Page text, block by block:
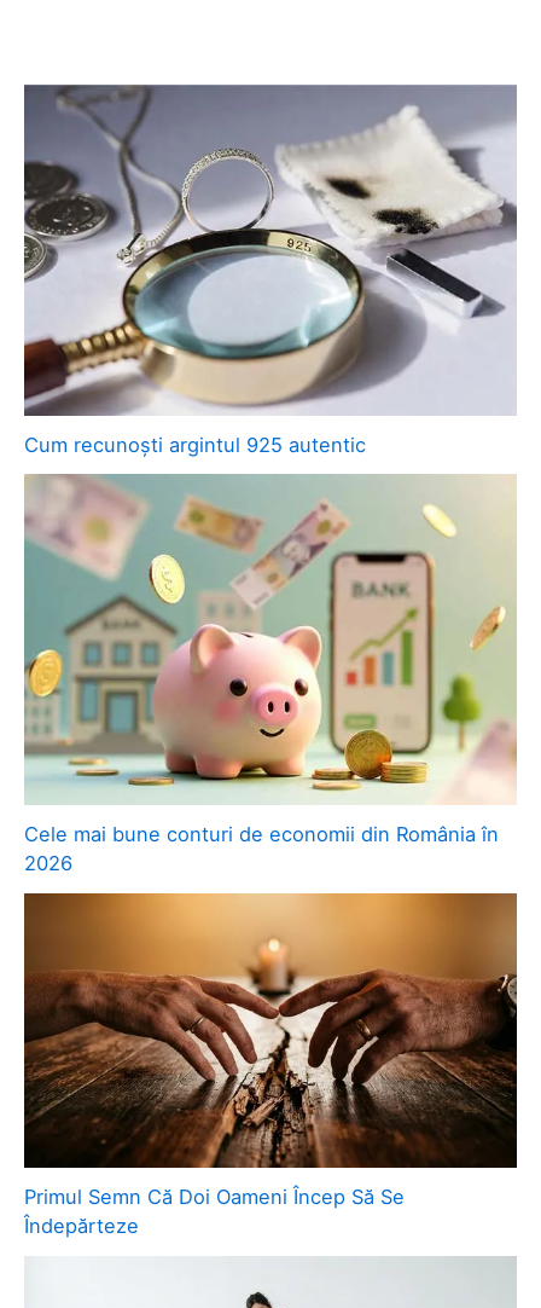
Cum recunoști argintul 925 autentic
Cele mai bune conturi de economii din România în
2026
Primul Semn Că Doi Oameni Încep Să Se
Îndepărteze